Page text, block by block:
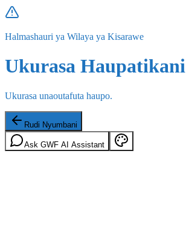
Halmashauri ya Wilaya ya Kisarawe
Ukurasa Haupatikani
Ukurasa unaoutafuta haupo.
Rudi Nyumbani
Ask GWF AI Assistant